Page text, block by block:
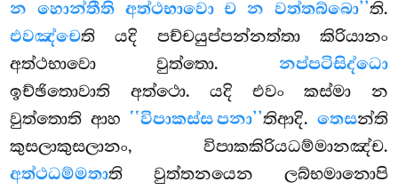
න හොන්තීති අත්ථභාවො ච න වත්තබ්බො’’ති.
එවඤ්චෙති යදි පච්චයුප්පන්නත්තා කිරියානං
අත්ථභාවො වුත්තො. නප්පටිසිද්ධො
ඉච්ඡිතොවාති අත්ථො. යදි එවං කස්මා න
වුත්තොති ආහ ‘‘විපාකස්ස පනා’’තිආදි. තෙසන්ති
කුසලාකුසලානං, විපාකකිරියධම්මානඤ්ච.
අත්ථධම්මතාති වුත්තනයෙන ලබ්භමානොපි